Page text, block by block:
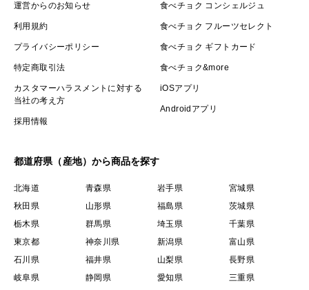
運営からのお知らせ
利用規約
プライバシーポリシー
特定商取引法
カスタマーハラスメントに対する
当社の考え方
採用情報
食べチョク コンシェルジュ
食べチョク フルーツセレクト
食べチョク ギフトカード
食べチョク&more
iOSアプリ
Androidアプリ
都道府県（産地）から商品を探す
北海道 青森県 岩手県
宮城県
秋田県
山形県 福島県
茨城県
栃木県
群馬県 埼玉県
千葉県
東京都
神奈川県 新潟県
富山県
石川県
福井県 山梨県
長野県
岐阜県
静岡県 愛知県
三重県